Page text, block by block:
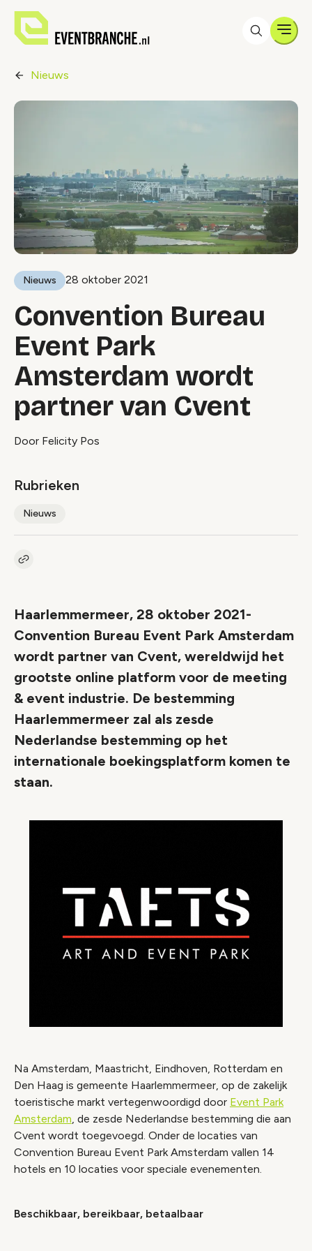
Nieuws
Nieuws 28 oktober 2021
Convention Bureau
Event Park
Amsterdam wordt
partner van Cvent
Door Felicity Pos
Rubrieken
Nieuws
Kopieer link naar artikel
Haarlemmermeer, 28 oktober 2021-
Convention Bureau Event Park Amsterdam
wordt partner van Cvent, wereldwijd het
grootste online platform voor de meeting
& event industrie. De bestemming
Haarlemmermeer zal als zesde
Nederlandse bestemming op het
internationale boekingsplatform komen te
staan.
Na Amsterdam, Maastricht, Eindhoven, Rotterdam en
Den Haag is gemeente Haarlemmermeer, op de zakelijk
toeristische markt vertegenwoordigd door Event Park
Amsterdam, de zesde Nederlandse bestemming die aan
Cvent wordt toegevoegd. Onder de locaties van
Convention Bureau Event Park Amsterdam vallen 14
hotels en 10 locaties voor speciale evenementen.
Beschikbaar, bereikbaar, betaalbaar